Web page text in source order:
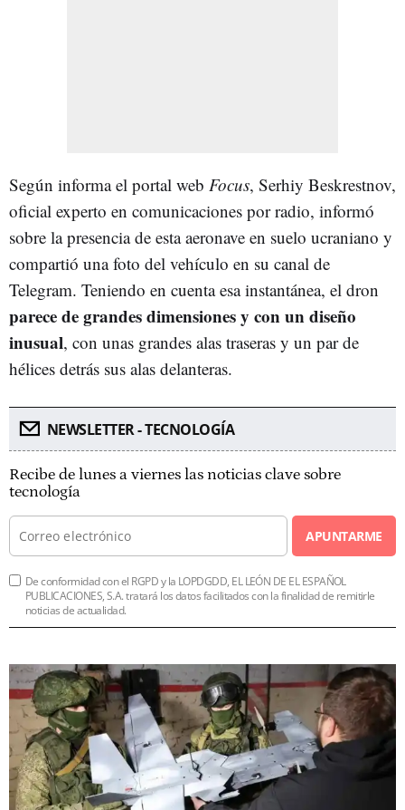
Según informa el portal web Focus, Serhiy Beskrestnov,
oficial experto en comunicaciones por radio, informó
sobre la presencia de esta aeronave en suelo ucraniano y
compartió una foto del vehículo en su canal de
Telegram. Teniendo en cuenta esa instantánea, el dron
parece de grandes dimensiones y con un diseño
inusual, con unas grandes alas traseras y un par de
hélices detrás sus alas delanteras.
NEWSLETTER - TECNOLOGÍA
Recibe de lunes a viernes las noticias clave sobre
tecnología
APUNTARME
De conformidad con el RGPD y la LOPDGDD, EL LEÓN DE EL ESPAÑOL
PUBLICACIONES, S.A. tratará los datos facilitados con la finalidad de remitirle
noticias de actualidad.